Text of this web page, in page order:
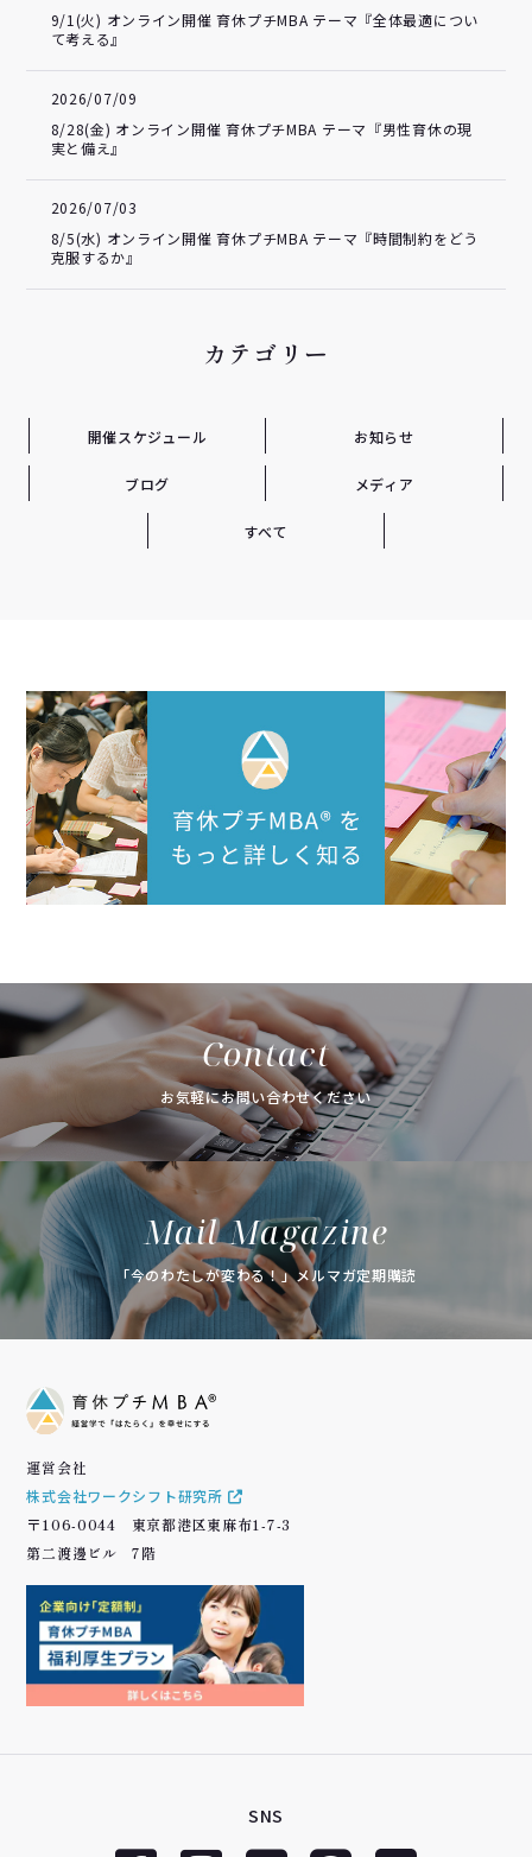
9/1(火) オンライン開催 育休プチMBA テーマ『全体最適につい
て考える』
2026/07/09
8/28(金) オンライン開催 育休プチMBA テーマ『男性育休の現
実と備え』
2026/07/03
8/5(水) オンライン開催 育休プチMBA テーマ『時間制約をどう
克服するか』
カテゴリー
開催スケジュール お知らせ
ブログ メディア
すべて
Contact
お気軽にお問い合わせください
Mail Magazine
「今のわたしが変わる！」メルマガ定期購読
運営会社
株式会社ワークシフト研究所
〒106-0044 東京都港区東麻布1-7-3
第二渡邊ビル 7階
SNS